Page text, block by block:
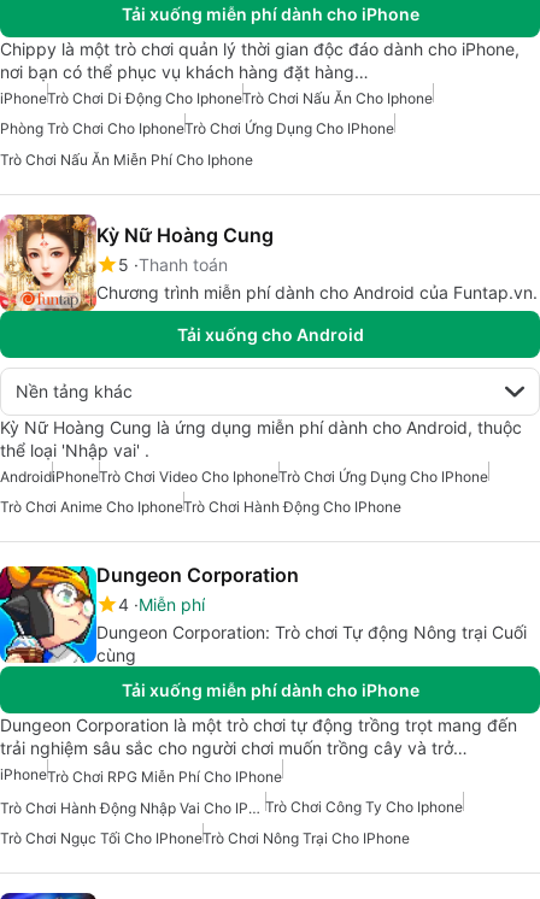
Tải xuống miễn phí dành cho iPhone
Chippy là một trò chơi quản lý thời gian độc đáo dành cho iPhone,
nơi bạn có thể phục vụ khách hàng đặt hàng…
iPhoneTrò Chơi Di Động Cho IphoneTrò Chơi Nấu Ăn Cho Iphone
Phòng Trò Chơi Cho IphoneTrò Chơi Ứng Dụng Cho IPhone
Trò Chơi Nấu Ăn Miễn Phí Cho Iphone
Kỳ Nữ Hoàng Cung
5 Thanh toán
Chương trình miễn phí dành cho Android của Funtap.vn.
Tải xuống cho Android
Nền tảng khác
Kỳ Nữ Hoàng Cung là ứng dụng miễn phí dành cho Android, thuộc
thể loại 'Nhập vai' .
AndroidiPhoneTrò Chơi Video Cho IphoneTrò Chơi Ứng Dụng Cho IPhone
Trò Chơi Anime Cho IphoneTrò Chơi Hành Động Cho IPhone
Dungeon Corporation
4 Miễn phí
Dungeon Corporation: Trò chơi Tự động Nông trại Cuối
cùng
Tải xuống miễn phí dành cho iPhone
Dungeon Corporation là một trò chơi tự động trồng trọt mang đến
trải nghiệm sâu sắc cho người chơi muốn trồng cây và trở…
iPhoneTrò Chơi RPG Miễn Phí Cho IPhone
Trò Chơi Hành Động Nhập Vai Cho IPhone Trò Chơi Công Ty Cho Iphone
Trò Chơi Ngục Tối Cho IPhoneTrò Chơi Nông Trại Cho IPhone